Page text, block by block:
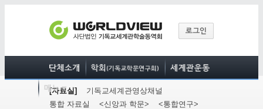
[자료실]
기독교세계관영상채널
통합 자료실
<신앙과 학문>
<통합연구>